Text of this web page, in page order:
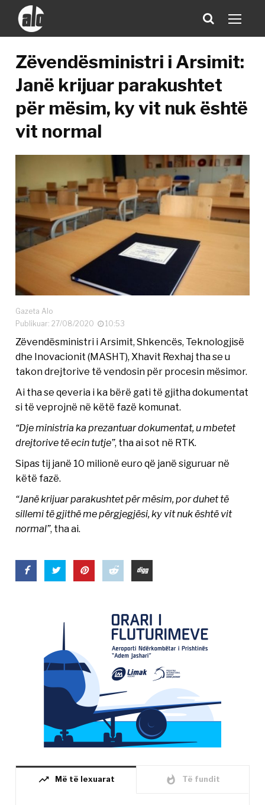
Zëvendësministri i Arsimit:
Janë krijuar parakushtet
për mësim, ky vit nuk është
vit normal
Gazeta Alo
Publikuar: 27/08/2020
10:53
Zëvendësministri i Arsimit, Shkencës​, Teknologjisë
dhe Inovacionit (MASHT), Xhavit Rexhaj tha se u
takon drejtorive të vendosin për procesin mësimor.
Ai tha se qeveria i ka bërë gati të gjitha dokumentat
si të veprojnë në këtë fazë komunat.
“Dje ministria ka prezantuar dokumentat, u mbetet
drejtorive të ecin tutje”, tha ai sot në RTK.
Sipas tij janë 10 milionë euro që janë siguruar në
këtë fazë.
“Janë krijuar parakushtet për mësim, por duhet të
sillemi të gjithë me përgjegjësi, ky vit nuk është vit
normal”, tha ai.
trending_up Më të lexuarat whatshot Të fundit